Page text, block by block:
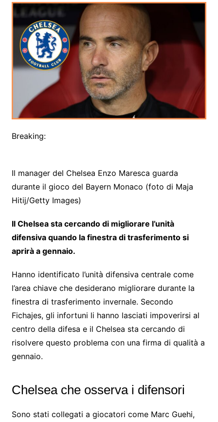
Breaking:
Il manager del Chelsea Enzo Maresca guarda
durante il gioco del Bayern Monaco (foto di Maja
Hitij/Getty Images)
Il Chelsea sta cercando di migliorare l’unità
difensiva quando la finestra di trasferimento si
aprirà a gennaio.
Hanno identificato l’unità difensiva centrale come
l’area chiave che desiderano migliorare durante la
finestra di trasferimento invernale. Secondo
Fichajes, gli infortuni li hanno lasciati impoverirsi al
centro della difesa e il Chelsea sta cercando di
risolvere questo problema con una firma di qualità a
gennaio.
Chelsea che osserva i difensori
Sono stati collegati a giocatori come Marc Guehi,